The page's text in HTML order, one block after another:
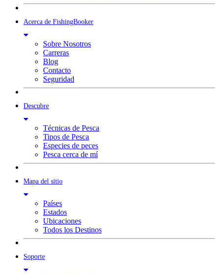
Acerca de FishingBooker
Sobre Nosotros
Carreras
Blog
Contacto
Seguridad
Descubre
Técnicas de Pesca
Tipos de Pesca
Especies de peces
Pesca cerca de mí
Mapa del sitio
Países
Estados
Ubicaciones
Todos los Destinos
Soporte